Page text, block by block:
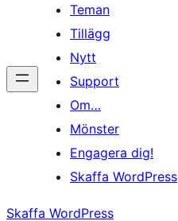
Teman
Tillägg
Nytt
Support
Om…
Mönster
Engagera dig!
Skaffa WordPress
Skaffa WordPress